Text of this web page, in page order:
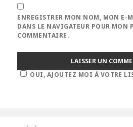
ENREGISTRER MON NOM, MON E-
DANS LE NAVIGATEUR POUR MON
COMMENTAIRE.
OUI, AJOUTEZ MOI À VOTRE